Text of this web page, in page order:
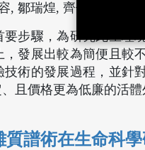
, 鄒瑞煌, 齊佳怡, 吳成文
步驟，為研究此生理
發展出較為簡便且較
術的發展過程，並針
且價格更為低廉的活體
譜術在生命科